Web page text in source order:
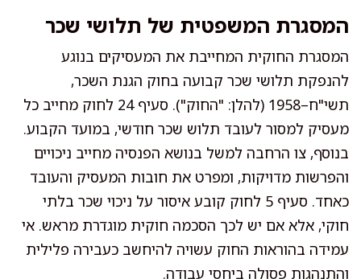
המסגרת המשפטית של תלושי שכר
המסגרת החוקית המחייבת את המעסיקים בנוגע
להנפקת תלושי שכר קבועה בחוק הגנת השכר,
תשי"ח–1958 (להלן: "החוק"). סעיף 24 לחוק מחייב כל
מעסיק למסור לעובד תלוש שכר חודשי, במועד הקבוע.
בנוסף, צו הרחבה למשל בנושא הפנסיה מחייב ניכויים
והפרשות מדויקות, ומפרט את חובות המעסיק והעובד
כאחד. סעיף 5 לחוק קובע איסור על ניכוי שכר בלתי
חוקי, אלא אם יש לכך הסכמה חוקית מוגדרת מראש. אי
עמידה בהוראות החוק עשויה להיחשב כעבירה פלילית
והתנהגות פסולה ביחסי עבודה.